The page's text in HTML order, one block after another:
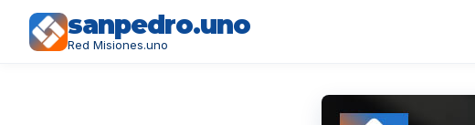
sanpedro.uno
Red Misiones.uno